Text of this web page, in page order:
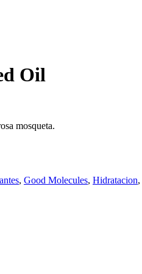
Oil
mosqueta.
, Good Molecules, Hidratacion,